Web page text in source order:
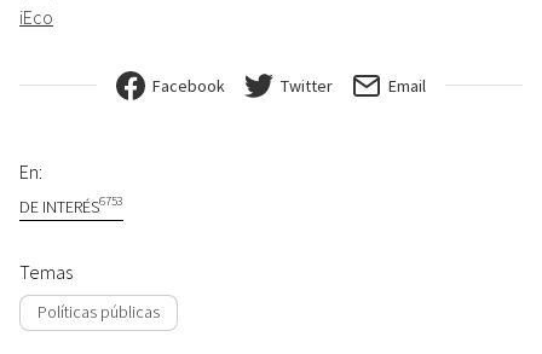
iEco
Facebook Twitter Email
En:
DE INTERÉS6753
Temas
Políticas públicas